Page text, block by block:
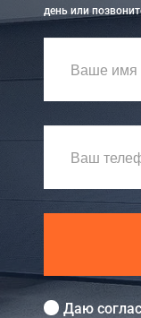
день или
Даю